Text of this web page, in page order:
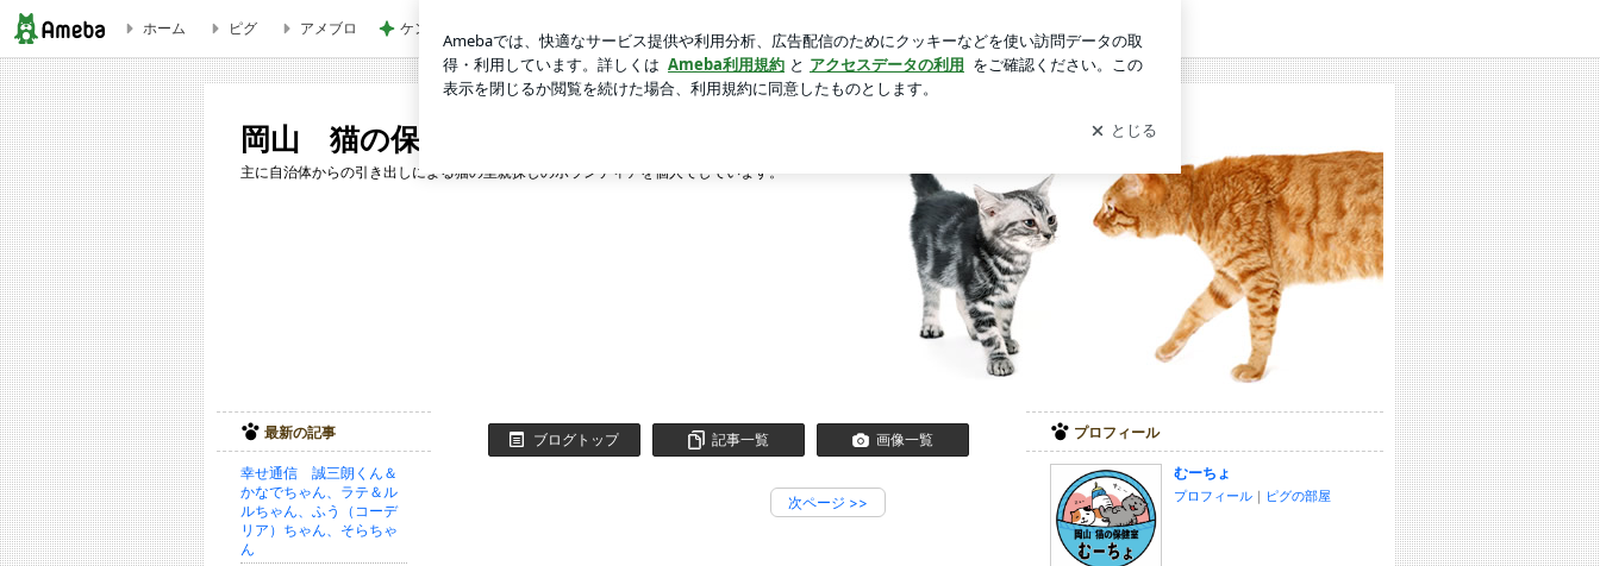
岡山 猫の保健室むーちょ
ホーム ピグ アメブロ ケンタの辛いチキンと炊き込みご飯 ログイン
岡山 猫の保健室むーちょ
主に自治体からの引き出しによる猫の里親探しのボランティアを個人でしています。
ブログトップ 記事一覧 画像一覧
次ページ >>
プロフィール
むーちょ
プロフィール ｜ ピグの部屋
最新の記事
幸せ通信 誠三朗くん＆
かなでちゃん、ラテ＆ル
ルちゃん、ふう（コーデ
リア）ちゃん、そらちゃ
ん